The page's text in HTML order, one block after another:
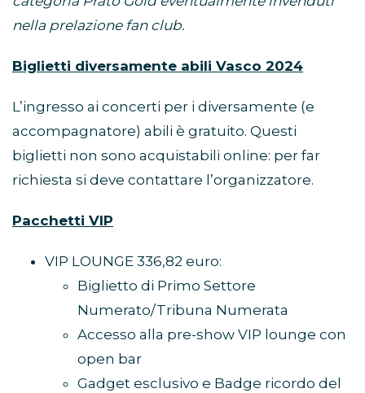
nella prelazione fan club.
Biglietti diversamente abili Vasco 2024
L’ingresso ai concerti per i diversamente (e
accompagnatore) abili è gratuito. Questi
biglietti non sono acquistabili online: per far
richiesta si deve contattare l’organizzatore.
Pacchetti VIP
VIP LOUNGE 336,82 euro:
Biglietto di Primo Settore
Numerato/Tribuna Numerata
Accesso alla pre-show VIP lounge con
open bar
Gadget esclusivo e Badge ricordo del